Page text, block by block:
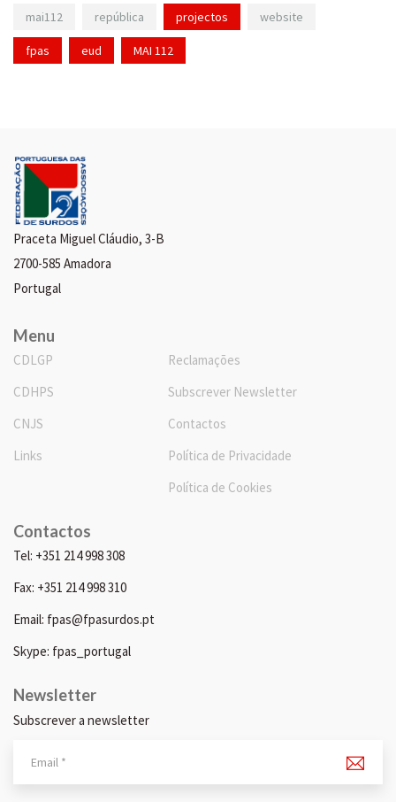
mai112 república projectos website
fpas eud MAI 112
Praceta Miguel Cláudio, 3-B
2700-585 Amadora
Portugal
Menu
CDLGP
CDHPS
CNJS
Links
Reclamações
Subscrever Newsletter
Contactos
Política de Privacidade
Política de Cookies
Contactos
Tel: +351 214 998 308
Fax: +351 214 998 310
Email: fpas@fpasurdos.pt
Skype: fpas_portugal
Newsletter
Subscrever a newsletter